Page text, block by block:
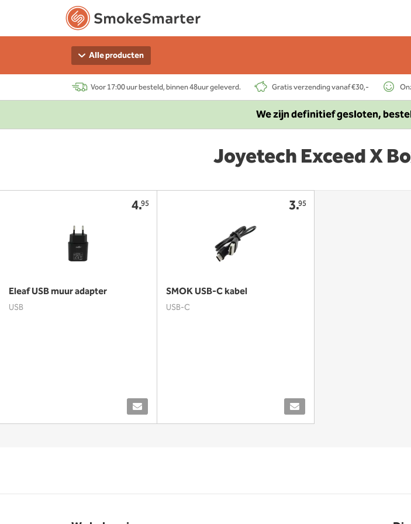
Alle producten
Voor 17:00 uur besteld, binnen 48uur geleverd. Gratis verzending vanaf €30,-
We zijn definitief gesloten,
Joyetech Exceed X
4.95
Eleaf USB muur adapter
USB
3.95
SMOK USB-C kabel
USB-C